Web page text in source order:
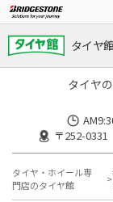
タイヤ
タイヤ
〒252-
タイヤ・ホイール専
門店のタイヤ館